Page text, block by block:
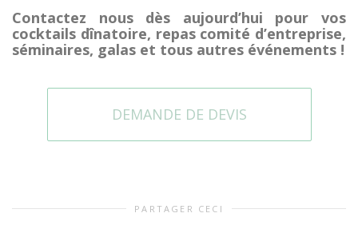
Contactez nous dès aujourd’hui pour vos
cocktails dînatoire, repas comité d’entreprise,
séminaires, galas et tous autres événements !
DEMANDE DE DEVIS
PARTAGER CECI